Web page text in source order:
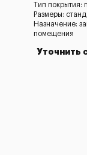
Тип покрытия:
Размеры:
Назначение:
помещения
Уточнить